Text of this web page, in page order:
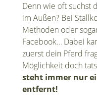
Denn wie oft suchst
im Außen? Bei
Methoden oder
Facebook… Dabei
zuerst dein Pferd
Möglichkeit doch
steht immer nur
entfernt!